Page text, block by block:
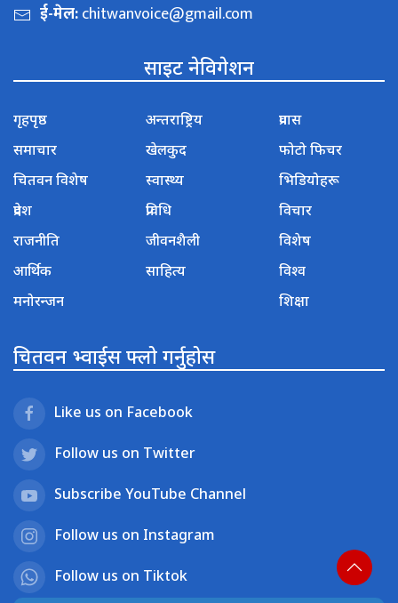
ई-मेल:chitwanvoice@gmail.com
साइट नेविगेशन
गृहपृष्ठ
समाचार
चितवन विशेष
प्रदेश
राजनीति
आर्थिक
मनोरन्जन
अन्तराष्ट्रिय
खेलकुद
स्वास्थ्य
प्रविधि
जीवनशैली
साहित्य
प्रवास
फोटो फिचर
भिडियोहरू
विचार
विशेष
विश्व
शिक्षा
चितवन भ्वाईस फ्लो गर्नुहोस
Like us on Facebook
Follow us on Twitter
Subscribe YouTube Channel
Follow us on Instagram
Follow us on Tiktok